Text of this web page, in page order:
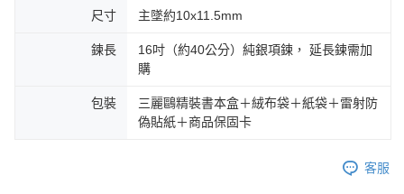
尺寸 主墜約10x11.5mm
鍊長
16吋（約40公分）純銀項鍊， 延長鍊需加
購
包裝
三麗鷗精裝書本盒＋絨布袋＋紙袋＋雷射防
偽貼紙＋商品保固卡
客服